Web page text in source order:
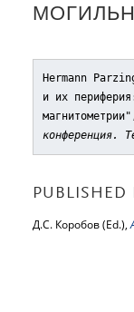
Hermann
и их
магнитометрии"
конференция.
PUBLISHED
Д.С. Коробов (Ed.),